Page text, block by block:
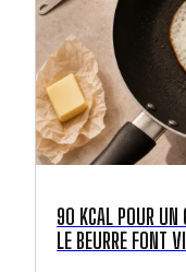
90 KCAL POUR UN
LE BEURRE FONT